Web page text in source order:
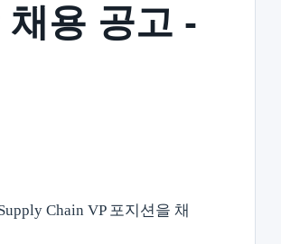
용 공고 -
Chain VP 포지션을 채